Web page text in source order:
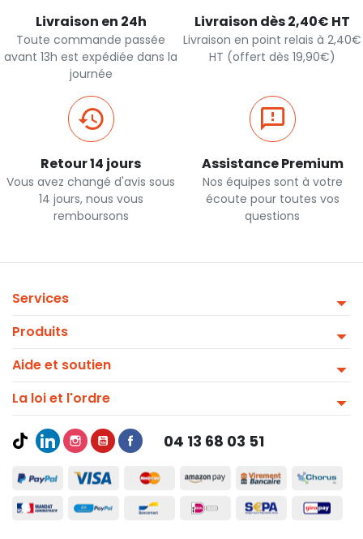
Livraison en 24h
Toute commande passée
avant 13h est expédiée dans la
journée
Livraison dès 2,40€ HT
Livraison en point relais à 2,40€
HT (offert dès 19,90€)
Retour 14 jours
Vous avez changé d'avis sous
14 jours, nous vous
remboursons
Assistance Premium
Nos équipes sont à votre
écoute pour toutes vos
questions
Services
Produits
Aide et soutien
La loi et l'ordre
04 13 68 03 51